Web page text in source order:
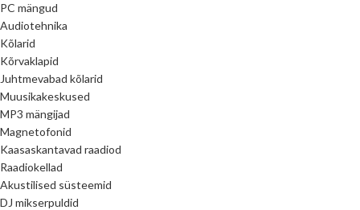
PC mängud
Audiotehnika
Kõlarid
Kõrvaklapid
Juhtmevabad kõlarid
Muusikakeskused
MP3 mängijad
Magnetofonid
Kaasaskantavad raadiod
Raadiokellad
Akustilised süsteemid
DJ mikserpuldid